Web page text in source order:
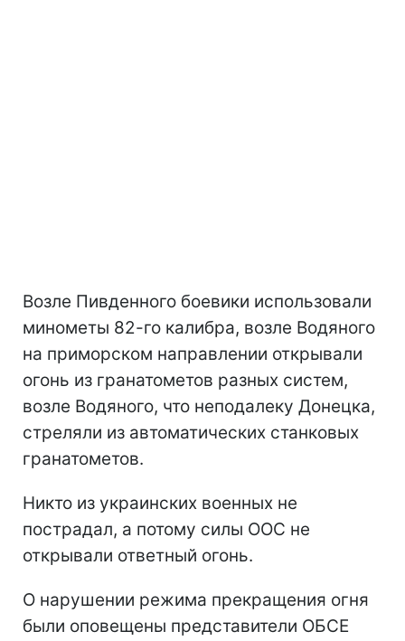
Возле Пивденного боевики использовали
минометы 82-го калибра, возле Водяного
на приморском направлении открывали
огонь из гранатометов разных систем,
возле Водяного, что неподалеку Донецка,
стреляли из автоматических станковых
гранатометов.
Никто из украинских военных не
пострадал, а потому силы ООС не
открывали ответный огонь.
О нарушении режима прекращения огня
были оповещены представители ОБСЕ